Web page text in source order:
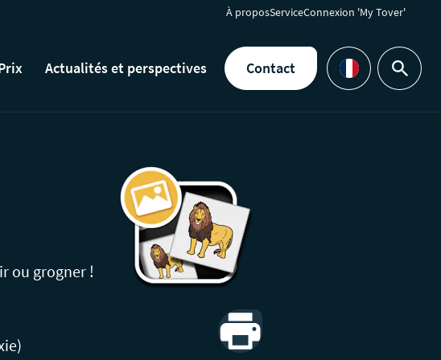
À proposServiceConnexion 'My Tover'
Actualités et perspectives
Contact
Languages
Rechercher
ou grogner !
Print